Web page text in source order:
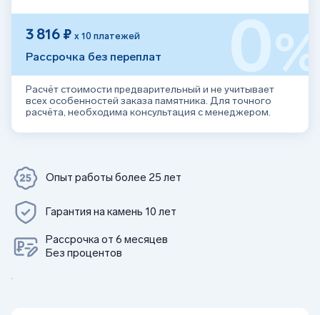
3 816 ₽ х 10 платежей
Рассрочка без переплат 0%
Расчёт стоимости предварительный и не учитывает
всех особенностей заказа памятника. Для точного
расчёта, необходима консультация с менеджером.
Опыт работы более 25 лет
Гарантия на камень 10 лет
Рассрочка от 6 месяцев
Без процентов